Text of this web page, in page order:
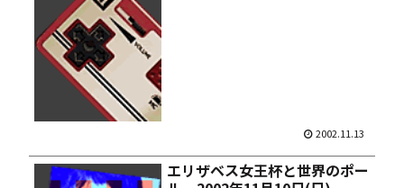
2002.11.13
エリザベス女王杯と世界のポー